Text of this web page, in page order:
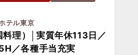
テル東京
料理）│実質年休113日／
／各種手当充実